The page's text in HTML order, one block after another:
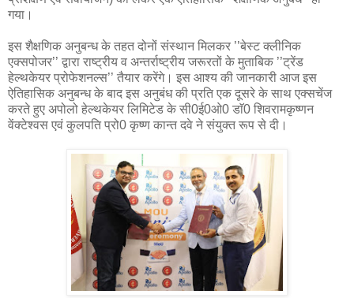
गया।
इस शैक्षणिक अनुबन्ध के तहत दोनों संस्थान मिलकर ’’बेस्ट क्लीनिक
एक्सपोजर’’ द्वारा राष्ट्रीय व अन्तर्राष्ट्रीय जरूरतों के मुताबिक ’’ट्रेंड
हेल्थकेयर प्रोफेशनल्स’’ तैयार करेंगे। इस आश्य की जानकारी आज इस
ऐतिहासिक अनुबन्ध के बाद इस अनुबंध की प्रति एक दूसरे के साथ एक्सचेंज
करते हुए अपोलो हेल्थकेयर लिमिटेड के सी0ई0ओ0 डाॅ0 शिवरामकृष्णन
वेंक्टेश्वस एवं कुलपति प्रो0 कृष्ण कान्त दवे ने संयुक्त रूप से दी।